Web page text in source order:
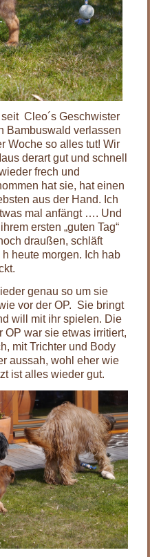
Cleo´s Geschwister
Bambuswald verlassen
Woche so alles tut! Wir
derart gut und schnell
frech und
hat sie, hat einen
aus der Hand. Ich
mal anfängt …. Und
ersten „guten Tag“
draußen, schläft
heute morgen. Ich hab
genau so um sie
vor der OP. Sie bringt
will mit ihr spielen. Die
OP war sie etwas irritiert,
mit Trichter und Body
aussah, wohl eher wie
ist alles wieder gut.